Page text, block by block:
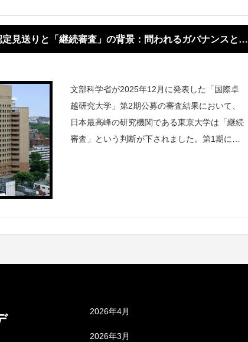
見送りと「継続審査」の背景：問われるガバナンスと信
文部科学省が2025年12月に発表した「国際卓
越研究大学」第2期公募の審査結果において、
日本最高峰の研究機関である東京大学は「継続
審査」という判断が下されました。第1期に続
2026年4月
2026年3月